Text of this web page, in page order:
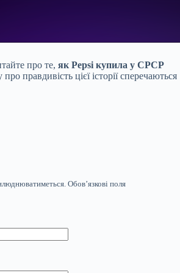
про те, як Pepsi купила у СРСР
про правдивість цієї історії сперечаються
Обов’язкові поля